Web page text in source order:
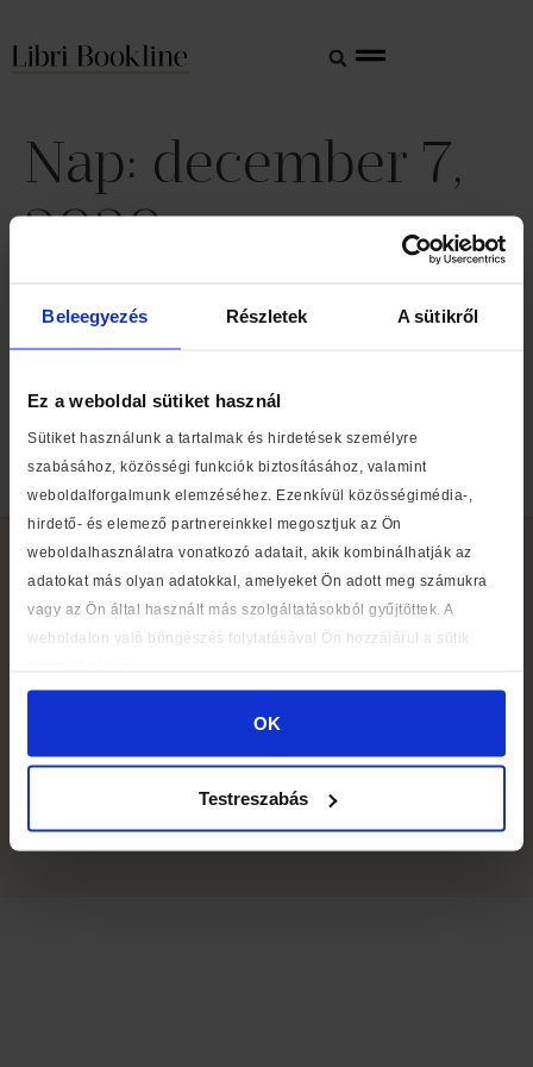
Beleegyezés Részletek A sütikről
Ez a weboldal sütiket használ
Sütiket használunk a tartalmak és hirdetések személyre
szabásához, közösségi funkciók biztosításához, valamint
weboldalforgalmunk elemzéséhez. Ezenkívül közösségimédia-,
hirdető- és elemező partnereinkkel megosztjuk az Ön
weboldalhasználatra vonatkozó adatait, akik kombinálhatják az
adatokat más olyan adatokkal, amelyeket Ön adott meg számukra
vagy az Ön által használt más szolgáltatásokból gyűjtöttek. A
weboldalon való böngészés folytatásával Ön hozzájárul a sütik
OK
Testreszabás
Nap: december 7,
2020
Összehozza a magyar
olvasókat a Libri
A világjárvány okozta rendkívüli helyzetben a közös
élmények még értékesebbé váltak, a Libri 2020-as
karácsonyi kampányával az olvasóközösségek és az
emberi kapcsolatok fontosságára hívja fel a figyelmet.
Médiaajánlat
Cookie szabályzat
© 2026